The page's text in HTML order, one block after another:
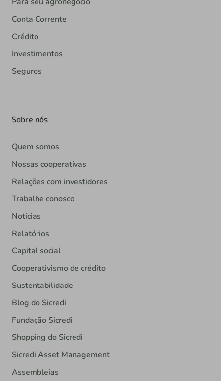
Conta Corrente
Crédito
Investimentos
Seguros
Sobre nós
Quem somos
Nossas cooperativas
Relações com investidores
Trabalhe conosco
Notícias
Relatórios
Capital social
Cooperativismo de crédito
Sustentabilidade
Blog do Sicredi
Fundação Sicredi
Shopping do Sicredi
Sicredi Asset Management
Assembleias